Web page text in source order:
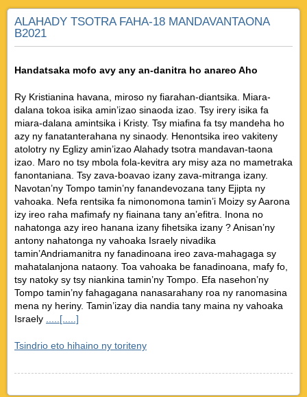
ALAHADY TSOTRA FAHA-18 MANDAVANTAONA
B2021
Handatsaka mofo avy any an-danitra ho anareo Aho
Ry Kristianina havana, miroso ny fiarahan-diantsika. Miara-
dalana tokoa isika amin’izao sinaoda izao. Tsy irery isika fa
miara-dalana amintsika i Kristy. Tsy miafina fa tsy mandeha ho
azy ny fanatanterahana ny sinaody. Henontsika ireo vakiteny
atolotry ny Eglizy amin’izao Alahady tsotra mandavan-taona
izao. Maro no tsy mbola fola-kevitra ary misy aza no mametraka
fanontaniana. Tsy zava-boavao izany zava-mitranga izany.
Navotan’ny Tompo tamin’ny fanandevozana tany Ejipta ny
vahoaka. Nefa rentsika fa nimonomona tamin’i Moizy sy Aarona
izy ireo raha mafimafy ny fiainana tany an’efitra. Inona no
nahatonga azy ireo hanana izany fihetsika izany ? Anisan’ny
antony nahatonga ny vahoaka Israely nivadika
tamin’Andriamanitra ny fanadinoana ireo zava-mahagaga sy
mahatalanjona nataony. Toa vahoaka be fanadinoana, mafy fo,
tsy natoky sy tsy niankina tamin’ny Tompo. Efa nasehon’ny
Tompo tamin’ny fahagagana nanasarahany roa ny ranomasina
mena ny heriny. Tamin’izay dia nandia tany maina ny vahoaka
Israely
.....[.....]
Tsindrio eto hihaino ny toriteny